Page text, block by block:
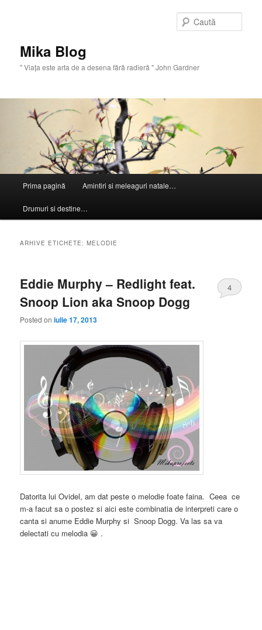
Mika Blog
" Viaţa este arta de a desena fără radieră " John Gardner
principal
Prima pagină Amintiri si meleaguri natale…
Drumuri si destine…
ARHIVE ETICHETE:MELODIE
Eddie Murphy – Redlight feat.
Snoop Lion aka Snoop Dogg
Posted oniulie 17, 2013
4
Datorita lui Ovidel, am dat peste o melodie foate faina. Ceea ce
m-a facut sa o postez si aici este combinatia de interpreti care o
canta si anume Eddie Murphy si Snoop Dogg. Va las sa va
delectati cu melodia 😀 .